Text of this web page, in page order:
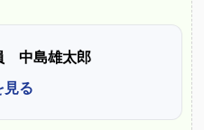
中島雄太郎
見る